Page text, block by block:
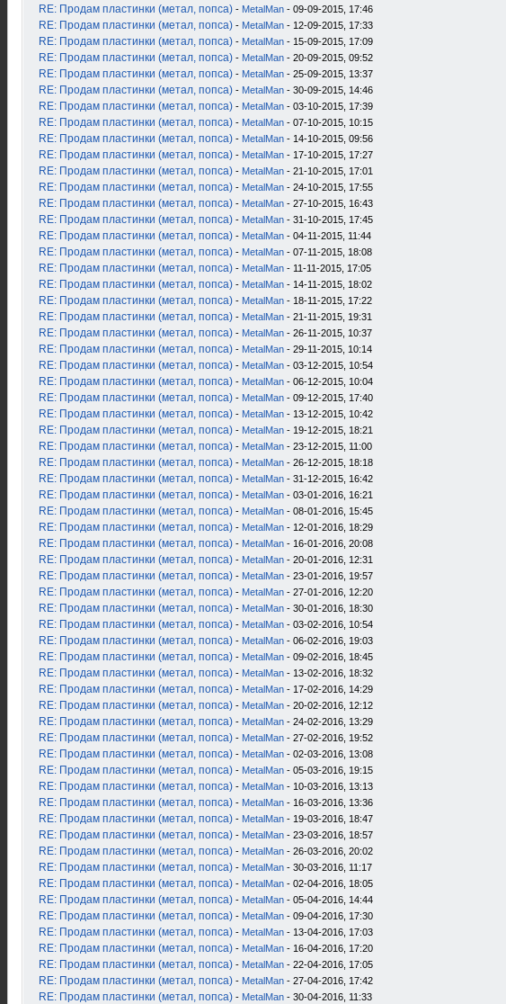
RE: Продам пластинки (метал, попса) - MetalMan - 09-09-2015, 17:46
RE: Продам пластинки (метал, попса) - MetalMan - 12-09-2015, 17:33
RE: Продам пластинки (метал, попса) - MetalMan - 15-09-2015, 17:09
RE: Продам пластинки (метал, попса) - MetalMan - 20-09-2015, 09:52
RE: Продам пластинки (метал, попса) - MetalMan - 25-09-2015, 13:37
RE: Продам пластинки (метал, попса) - MetalMan - 30-09-2015, 14:46
RE: Продам пластинки (метал, попса) - MetalMan - 03-10-2015, 17:39
RE: Продам пластинки (метал, попса) - MetalMan - 07-10-2015, 10:15
RE: Продам пластинки (метал, попса) - MetalMan - 14-10-2015, 09:56
RE: Продам пластинки (метал, попса) - MetalMan - 17-10-2015, 17:27
RE: Продам пластинки (метал, попса) - MetalMan - 21-10-2015, 17:01
RE: Продам пластинки (метал, попса) - MetalMan - 24-10-2015, 17:55
RE: Продам пластинки (метал, попса) - MetalMan - 27-10-2015, 16:43
RE: Продам пластинки (метал, попса) - MetalMan - 31-10-2015, 17:45
RE: Продам пластинки (метал, попса) - MetalMan - 04-11-2015, 11:44
RE: Продам пластинки (метал, попса) - MetalMan - 07-11-2015, 18:08
RE: Продам пластинки (метал, попса) - MetalMan - 11-11-2015, 17:05
RE: Продам пластинки (метал, попса) - MetalMan - 14-11-2015, 18:02
RE: Продам пластинки (метал, попса) - MetalMan - 18-11-2015, 17:22
RE: Продам пластинки (метал, попса) - MetalMan - 21-11-2015, 19:31
RE: Продам пластинки (метал, попса) - MetalMan - 26-11-2015, 10:37
RE: Продам пластинки (метал, попса) - MetalMan - 29-11-2015, 10:14
RE: Продам пластинки (метал, попса) - MetalMan - 03-12-2015, 10:54
RE: Продам пластинки (метал, попса) - MetalMan - 06-12-2015, 10:04
RE: Продам пластинки (метал, попса) - MetalMan - 09-12-2015, 17:40
RE: Продам пластинки (метал, попса) - MetalMan - 13-12-2015, 10:42
RE: Продам пластинки (метал, попса) - MetalMan - 19-12-2015, 18:21
RE: Продам пластинки (метал, попса) - MetalMan - 23-12-2015, 11:00
RE: Продам пластинки (метал, попса) - MetalMan - 26-12-2015, 18:18
RE: Продам пластинки (метал, попса) - MetalMan - 31-12-2015, 16:42
RE: Продам пластинки (метал, попса) - MetalMan - 03-01-2016, 16:21
RE: Продам пластинки (метал, попса) - MetalMan - 08-01-2016, 15:45
RE: Продам пластинки (метал, попса) - MetalMan - 12-01-2016, 18:29
RE: Продам пластинки (метал, попса) - MetalMan - 16-01-2016, 20:08
RE: Продам пластинки (метал, попса) - MetalMan - 20-01-2016, 12:31
RE: Продам пластинки (метал, попса) - MetalMan - 23-01-2016, 19:57
RE: Продам пластинки (метал, попса) - MetalMan - 27-01-2016, 12:20
RE: Продам пластинки (метал, попса) - MetalMan - 30-01-2016, 18:30
RE: Продам пластинки (метал, попса) - MetalMan - 03-02-2016, 10:54
RE: Продам пластинки (метал, попса) - MetalMan - 06-02-2016, 19:03
RE: Продам пластинки (метал, попса) - MetalMan - 09-02-2016, 18:45
RE: Продам пластинки (метал, попса) - MetalMan - 13-02-2016, 18:32
RE: Продам пластинки (метал, попса) - MetalMan - 17-02-2016, 14:29
RE: Продам пластинки (метал, попса) - MetalMan - 20-02-2016, 12:12
RE: Продам пластинки (метал, попса) - MetalMan - 24-02-2016, 13:29
RE: Продам пластинки (метал, попса) - MetalMan - 27-02-2016, 19:52
RE: Продам пластинки (метал, попса) - MetalMan - 02-03-2016, 13:08
RE: Продам пластинки (метал, попса) - MetalMan - 05-03-2016, 19:15
RE: Продам пластинки (метал, попса) - MetalMan - 10-03-2016, 13:13
RE: Продам пластинки (метал, попса) - MetalMan - 16-03-2016, 13:36
RE: Продам пластинки (метал, попса) - MetalMan - 19-03-2016, 18:47
RE: Продам пластинки (метал, попса) - MetalMan - 23-03-2016, 18:57
RE: Продам пластинки (метал, попса) - MetalMan - 26-03-2016, 20:02
RE: Продам пластинки (метал, попса) - MetalMan - 30-03-2016, 11:17
RE: Продам пластинки (метал, попса) - MetalMan - 02-04-2016, 18:05
RE: Продам пластинки (метал, попса) - MetalMan - 05-04-2016, 14:44
RE: Продам пластинки (метал, попса) - MetalMan - 09-04-2016, 17:30
RE: Продам пластинки (метал, попса) - MetalMan - 13-04-2016, 17:03
RE: Продам пластинки (метал, попса) - MetalMan - 16-04-2016, 17:20
RE: Продам пластинки (метал, попса) - MetalMan - 22-04-2016, 17:05
RE: Продам пластинки (метал, попса) - MetalMan - 27-04-2016, 17:42
RE: Продам пластинки (метал, попса) - MetalMan - 30-04-2016, 11:33